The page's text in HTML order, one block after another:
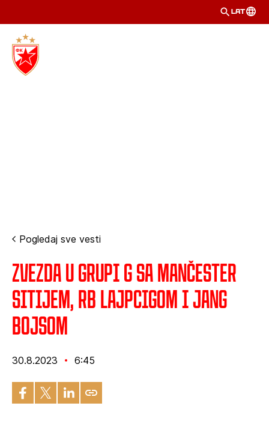
LAT
Pogledaj sve vesti
Zvezda u grupi G sa Mančester
Sitijem, RB Lajpcigom i Jang
Bojsom
30.8.2023 6:45